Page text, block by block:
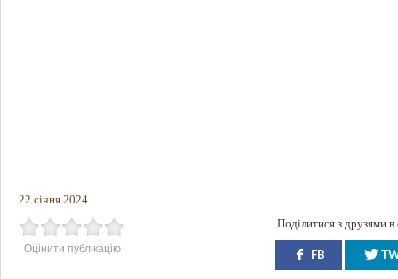
22 січня 2024
Оцінити публікацію
Поділитися з друзями
FB